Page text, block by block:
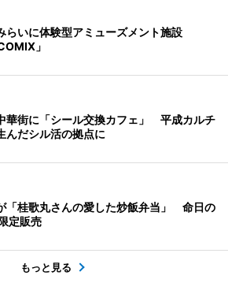
らいに体験型アミューズメント施設
」
華街に「シール交換カフェ」 平成カルチ
んだシル活の拠点に
「桂歌丸さんの愛した炒飯弁当」 命日の
定販売
もっと見る